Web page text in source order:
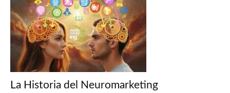
La Historia del Neuromarketing